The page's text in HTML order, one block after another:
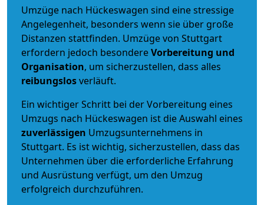
Umzüge nach Hückeswagen sind eine stressige
Angelegenheit, besonders wenn sie über große
Distanzen stattfinden. Umzüge von Stuttgart
erfordern jedoch besondereVorbereitung und
Organisation, um sicherzustellen, dass alles
reibungslosverläuft.
Ein wichtiger Schritt bei der Vorbereitung eines
Umzugs nach Hückeswagen ist die Auswahl eines
zuverlässigen Umzugsunternehmens in
Stuttgart. Es ist wichtig, sicherzustellen, dass das
Unternehmen über die erforderliche Erfahrung
und Ausrüstung verfügt, um den Umzug
erfolgreich durchzuführen.